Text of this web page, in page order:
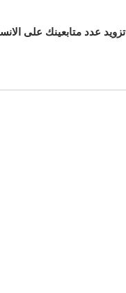
تزويد عدد متابعينك على